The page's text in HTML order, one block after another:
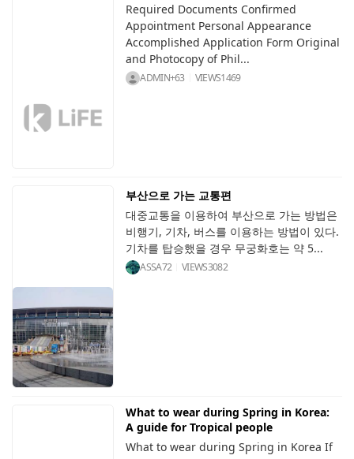
Required Documents Confirmed
Appointment Personal Appearance
Accomplished Application Form Original
and Photocopy of Phil...
ADMIN+63 VIEWS1469
부산으로 가는 교통편
대중교통을 이용하여 부산으로 가는 방법은
비행기, 기차, 버스를 이용하는 방법이 있다.
기차를 탑승했을 경우 무궁화호는 약 5...
ASSA72 VIEWS3082
What to wear during Spring in Korea:
A guide for Tropical people
What to wear during Spring in Korea If